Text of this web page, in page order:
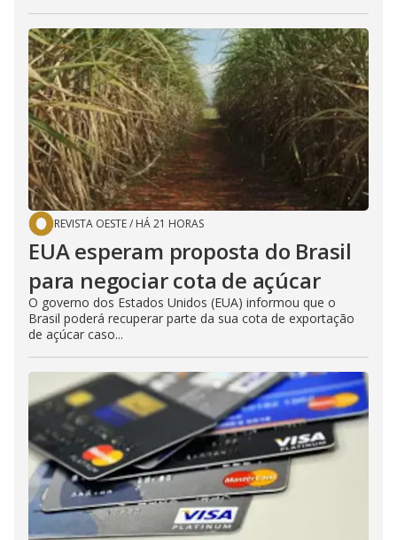
REVISTA OESTE/ HÁ 21 HORAS
EUA esperam proposta do Brasil
para negociar cota de açúcar
O governo dos Estados Unidos (EUA) informou que o
Brasil poderá recuperar parte da sua cota de exportação
de açúcar caso...